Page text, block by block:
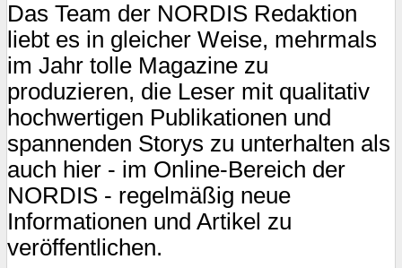
Das Team der NORDIS Redaktion
liebt es in gleicher Weise, mehrmals
im Jahr tolle Magazine zu
produzieren, die Leser mit qualitativ
hochwertigen Publikationen und
spannenden Storys zu unterhalten als
auch hier - im Online-Bereich der
NORDIS - regelmäßig neue
Informationen und Artikel zu
veröffentlichen.